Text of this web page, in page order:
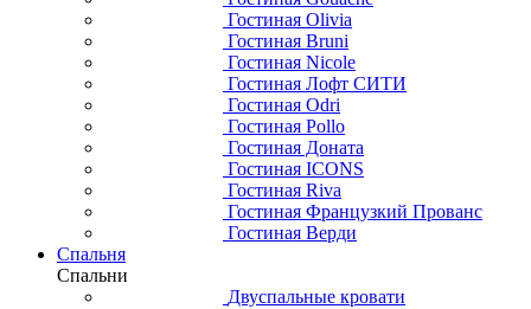
Гостиная Olivia
Гостиная Bruni
Гостиная Nicole
Гостиная Лофт СИТИ
Гостиная Odri
Гостиная Pollo
Гостиная Доната
Гостиная ICONS
Гостиная Riva
Гостиная Французкий Прованс
Гостиная Верди
Спальня
Спальни
Двуспальные кровати